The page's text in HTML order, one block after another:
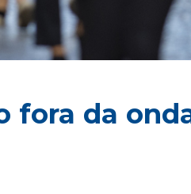
fora da